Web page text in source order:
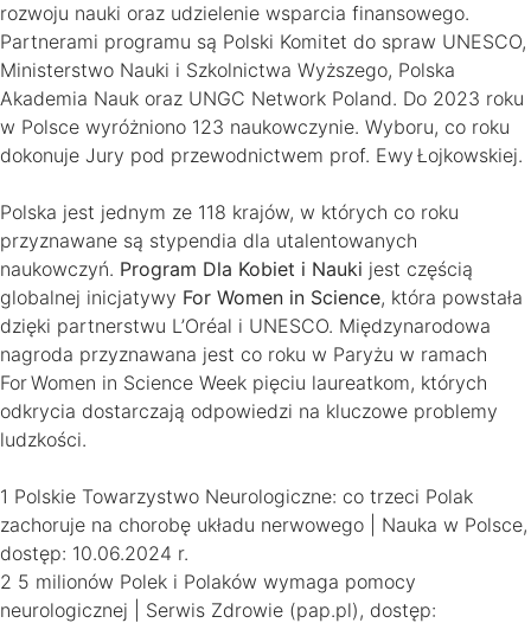
rozwoju nauki oraz udzielenie wsparcia finansowego.
Partnerami programu są Polski Komitet do spraw UNESCO,
Ministerstwo Nauki i Szkolnictwa Wyższego, Polska
Akademia Nauk oraz UNGC Network Poland. Do 2023 roku
w Polsce wyróżniono 123 naukowczynie. Wyboru, co roku
dokonuje Jury pod przewodnictwem prof. Ewy Łojkowskiej.
Polska jest jednym ze 118 krajów, w których co roku
przyznawane są stypendia dla utalentowanych
naukowczyń. Program Dla Kobiet i Nauki jest częścią
globalnej inicjatywy For Women in Science, która powstała
dzięki partnerstwu L’Oréal i UNESCO. Międzynarodowa
nagroda przyznawana jest co roku w Paryżu w ramach
For Women in Science Week pięciu laureatkom, których
odkrycia dostarczają odpowiedzi na kluczowe problemy
ludzkości.
1 Polskie Towarzystwo Neurologiczne: co trzeci Polak
zachoruje na chorobę układu nerwowego | Nauka w Polsce,
dostęp: 10.06.2024 r.
2 5 milionów Polek i Polaków wymaga pomocy
neurologicznej | Serwis Zdrowie (pap.pl), dostęp: